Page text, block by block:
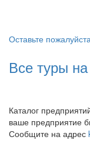
Оставьте
Все туры
Каталог
ваше предприятие
Сообщите на адрес